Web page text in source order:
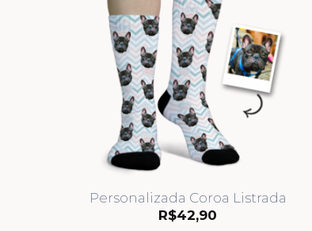
Personalizada Coroa Listrada
R$42,90